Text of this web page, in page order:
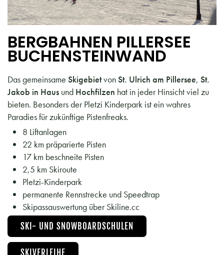
BERGBAHNEN PILLERSEE
BUCHENSTEINWAND
Das gemeinsame SkigebietvonSt. Ulrich am Pillersee, St.
Jakob in Haus und Hochfilzen hat in jeder Hinsicht viel zu
bieten. Besonders der Pletzi Kinderpark ist ein wahres
Paradies für zukünftige Pistenfreaks.
8 Liftanlagen
22 km präparierte Pisten
17 km beschneite Pisten
2,5 km Skiroute
Pletzi-Kinderpark
permanente Rennstrecke und Speedtrap
Skipassauswertung über Skiline.cc
SKI- UND SNOWBOARDSCHULEN
SKIVERLEIHE